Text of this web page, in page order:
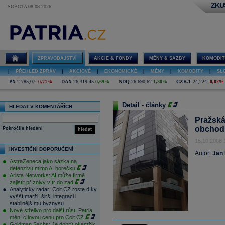
SOBOTA 08.08.2026
ZPRAVODAJSTVÍ AKCIE & FONDY MĚNY & SAZBY
PŘEHLED ZPRÁV AKCIOVÉ EKONOMICKÉ MĚNY KOMODITY
PX 2 785,07 -0,71% DAX 26 319,45 0,69% NDQ 26 690,62 1,30% CZK/€ 24,224 -0,02%
HLEDAT V KOMENTÁŘÍCH
hledat
Pokročilé hledání
INVESTIČNÍ DOPORUČENÍ
AstraZeneca jako sázka na
defenzivu mimo AI horečku
Arista Networks: AI může firmě
zajistit příznivý vítr do zad
Analytický radar: Colt CZ roste díky
vyšší marži, širší integraci i
stabilnějšímu byznysu
Nové střelivo pro další růst. Patria
mění cílovou cenu pro Colt CZ
Detail - články
15.10.2008
Autor: Jan